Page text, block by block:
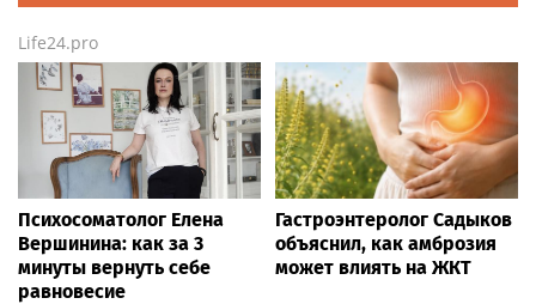
Life24.pro
Психосоматолог Елена
Вершинина: как за 3
минуты вернуть себе
равновесие
Гастроэнтеролог Садыков
объяснил, как амброзия
может влиять на ЖКТ